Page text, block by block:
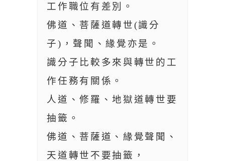
工作職位有差別。
佛道、菩薩道轉世(識分
子)，聲聞、緣覺亦是。
識分子比較多來與轉世的工
作任務有關係。
人道、修羅、地獄道轉世要
抽籤。
佛道、菩薩道、緣覺聲聞、
天道轉世不要抽籤，